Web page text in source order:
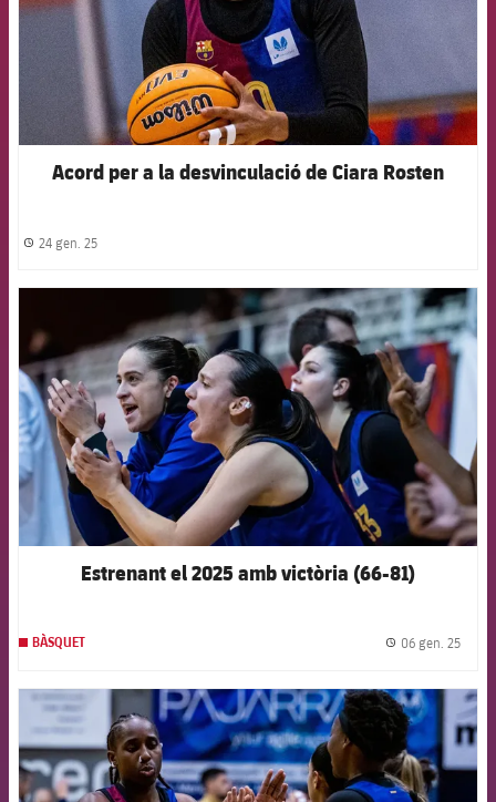
Acord per a la desvinculació de Ciara Rosten
label.share.clock
24 gen. 25
FCB Barcelona badge
Estrenant el 2025 amb victòria (66-81)
BÀSQUET 06 gen. 25
FCB Barcelona badge